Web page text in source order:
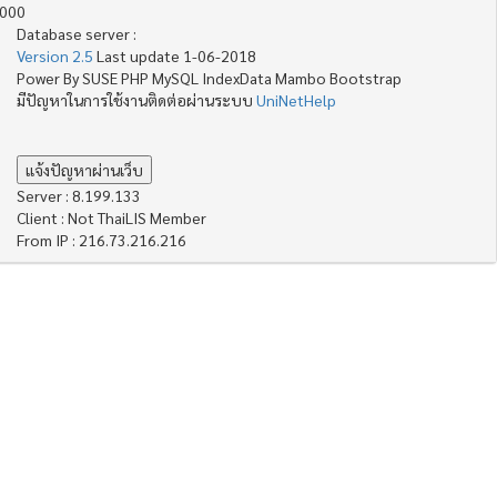
Database server :
Version 2.5 Last update 1-06-2018
Power By SUSE PHP MySQL IndexData Mambo Bootstrap
มีปัญหาในการใช้งานติดต่อผ่านระบบ UniNetHelp
Server : 8.199.133
Client : Not ThaiLIS Member
From IP : 216.73.216.216